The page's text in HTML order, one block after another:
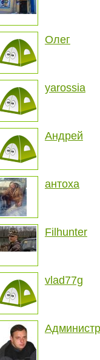
Олег
yarossia
Андрей
антоха
Filhunter
vlad77g